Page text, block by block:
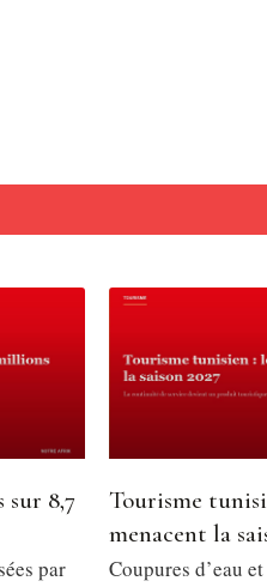
sur 8,7
par
Tourisme
menacent la
Coupures d’eau